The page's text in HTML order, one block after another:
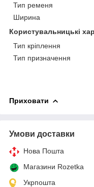
Тип ременя
Ширина
Користувальницькі
Тип кріплення
Тип призначення
Приховати
Умови доставки
Нова Пошта
Магазини Rozetka
Укрпошта